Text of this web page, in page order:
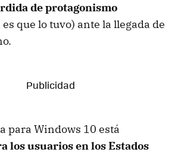
de protagonismo
es que lo tuvo) ante la llegada de
para Windows 10 está
los usuarios en los Estados